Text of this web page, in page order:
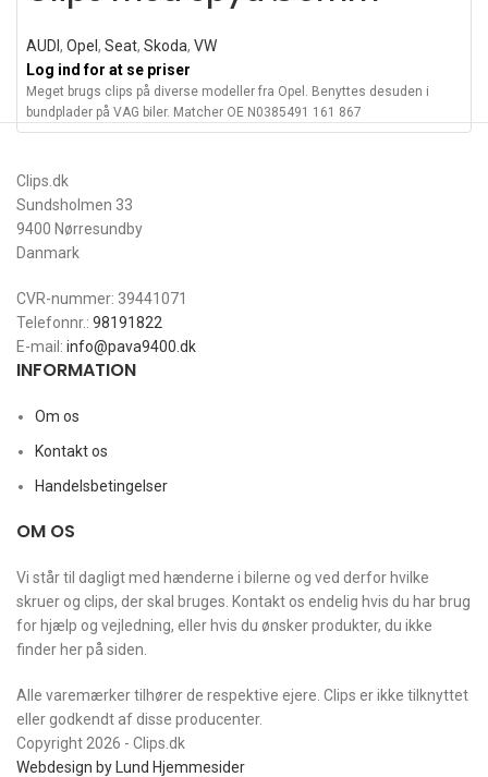
AUDI , Opel , Seat, Skoda, VW
Log ind for at se priser
Meget brugs clips på diverse modeller fra Opel. Benyttes desuden i
bundplader på VAG biler. Matcher OE N0385491 161 867
Clips.dk
Sundsholmen 33
9400 Nørresundby
Danmark
CVR-nummer: 39441071
Telefonnr.: 98191822
E-mail: info@pava9400.dk
INFORMATION
Om os
Kontakt os
Handelsbetingelser
OM OS
Vi står til dagligt med hænderne i bilerne og ved derfor hvilke
skruer og clips, der skal bruges. Kontakt os endelig hvis du har brug
for hjælp og vejledning, eller hvis du ønsker produkter, du ikke
finder her på siden.
Alle varemærker tilhører de respektive ejere. Clips er ikke tilknyttet
eller godkendt af disse producenter.
Copyright 2026 - Clips.dk
Webdesign by Lund Hjemmesider